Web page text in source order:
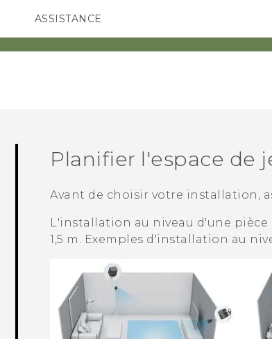
SMARTPHONES
ASSISTANCE
Appareils HTC & Accessoires
Planifier l'espace de
Avant de choisir votre installation,
L'installation au niveau d'une pièce
1,5 m. Exemples d'installation au